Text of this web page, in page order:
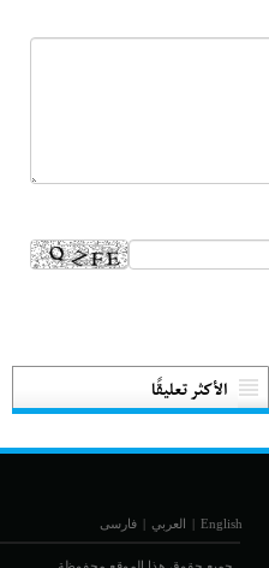
الأكثر تعليقًا
English
| العربي | فارسی